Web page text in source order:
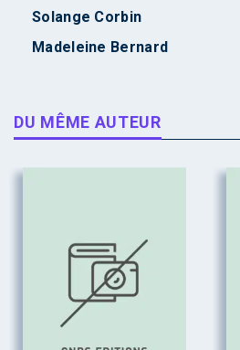
Solange Corbin
Madeleine Bernard
DU MÊME AUTEUR